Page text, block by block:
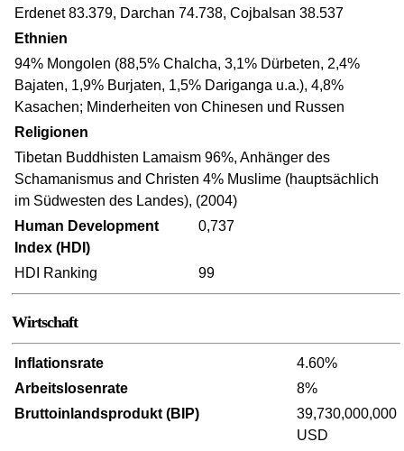
Erdenet 83.379, Darchan 74.738, Cojbalsan 38.537
Ethnien
94% Mongolen (88,5% Chalcha, 3,1% Dürbeten, 2,4%
Bajaten, 1,9% Burjaten, 1,5% Dariganga u.a.), 4,8%
Kasachen; Minderheiten von Chinesen und Russen
Religionen
Tibetan Buddhisten Lamaism 96%, Anhänger des
Schamanismus and Christen 4% Muslime (hauptsächlich
im Südwesten des Landes), (2004)
Human Development
Index (HDI)
0,737
HDI Ranking 99
Wirtschaft
Inflationsrate
4.60%
Arbeitslosenrate
8%
Bruttoinlandsprodukt (BIP)
39,730,000,000
USD